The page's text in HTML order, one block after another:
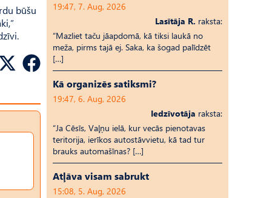
būšu
19:47, 7. Aug, 2026
Lasītāja R. raksta:
“Mazliet taču jāapdomā, kā tiksi laukā no
meža, pirms tajā ej. Saka, ka šogad palīdzēt
[…]
Kā organizēs satiksmi?
19:47, 6. Aug, 2026
Iedzīvotāja raksta:
“Ja Cēsīs, Vaļņu ielā, kur vecās pienotavas
teritorija, ierīkos autostāvvietu, kā tad tur
brauks automašīnas? […]
Atļāva visam sabrukt
15:08, 5. Aug, 2026